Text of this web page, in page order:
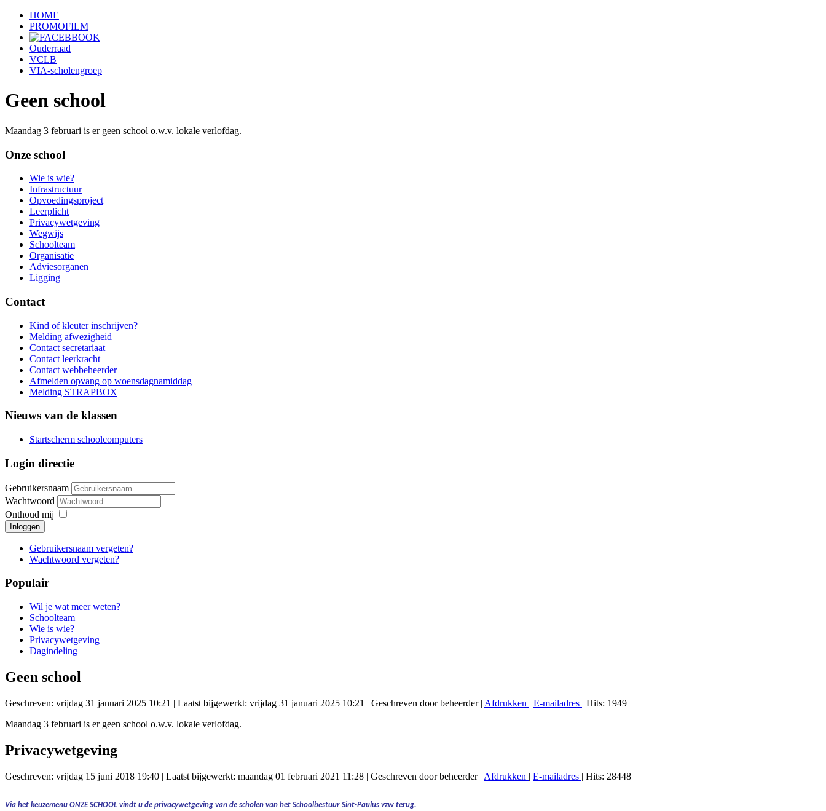
HOME
PROMOFILM
Ouderraad
VCLB
VIA-scholengroep
Geen school
Maandag 3 februari is er geen school o.w.v. lokale verlofdag.
Onze school
Wie is wie?
Infrastructuur
Opvoedingsproject
Leerplicht
Privacywetgeving
Wegwijs
Schoolteam
Organisatie
Adviesorganen
Ligging
Contact
Kind of kleuter inschrijven?
Melding afwezigheid
Contact secretariaat
Contact leerkracht
Contact webbeheerder
Afmelden opvang op woensdagnamiddag
Melding STRAPBOX
Nieuws van de klassen
Startscherm schoolcomputers
Login directie
Gebruikersnaam
Wachtwoord
Onthoud mij
Inloggen
Gebruikersnaam vergeten?
Wachtwoord vergeten?
Populair
Wil je wat meer weten?
Schoolteam
Wie is wie?
Privacywetgeving
Dagindeling
Geen school
Geschreven: vrijdag 31 januari 2025 10:21 | Laatst bijgewerkt: vrijdag 31 januari 2025 10:21 | Geschreven door beheerder| Afdrukken | E-mailadres | Hits: 1949
Maandag 3 februari is er geen school o.w.v. lokale verlofdag.
Privacywetgeving
Geschreven: vrijdag 15 juni 2018 19:40 | Laatst bijgewerkt: maandag 01 februari 2021 11:28 | Geschreven door beheerder| Afdrukken | E-mailadres | Hits: 28448
Via het keuzemenu ONZE SCHOOL vindt u de privacywetgeving van de scholen van het Schoolbestuur Sint-Paulus vzw terug.